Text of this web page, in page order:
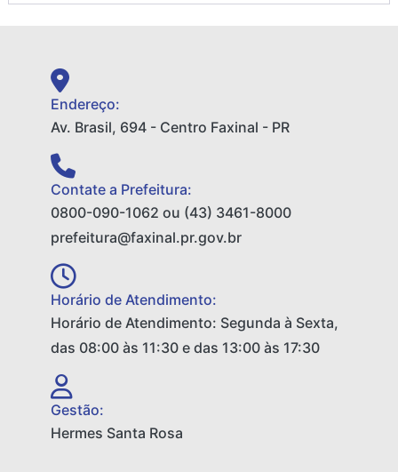
Endereço:
Av. Brasil, 694 - Centro Faxinal - PR
Contate a Prefeitura:
0800-090-1062 ou (43) 3461-8000
prefeitura@faxinal.pr.gov.br
Horário de Atendimento:
Horário de Atendimento: Segunda à Sexta,
das 08:00 às 11:30 e das 13:00 às 17:30
Gestão:
Hermes Santa Rosa